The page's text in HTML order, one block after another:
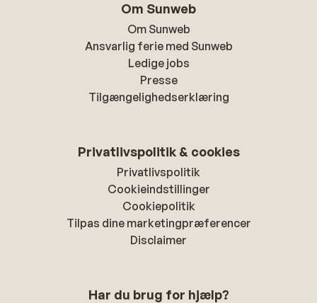
Om Sunweb
Om Sunweb
Ansvarlig ferie med Sunweb
Ledige jobs
Presse
Tilgængelighedserklæring
Privatlivspolitik & cookies
Privatlivspolitik
Cookieindstillinger
Cookiepolitik
Tilpas dine marketingpræferencer
Disclaimer
Har du brug for hjælp?